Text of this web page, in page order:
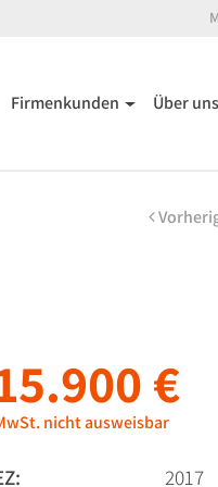
Firmenkunden Über uns
€
nicht ausweisbar
2017